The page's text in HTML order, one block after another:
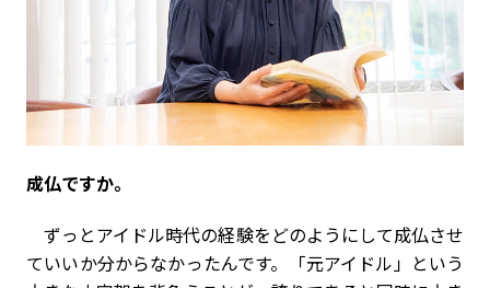
――成仏ですか。
ずっとアイドル時代の経験をどのようにして成仏させ
ていいか分からなかったんです。「元アイドル」という